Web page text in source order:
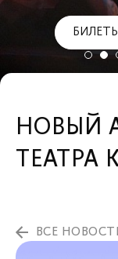
БИЛЕТЫ
НОВЫЙ
ТЕАТРА
ВСЕ